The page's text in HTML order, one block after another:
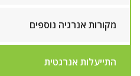
מקורות אנרגיה נוספים
התייעלות אנרגטית